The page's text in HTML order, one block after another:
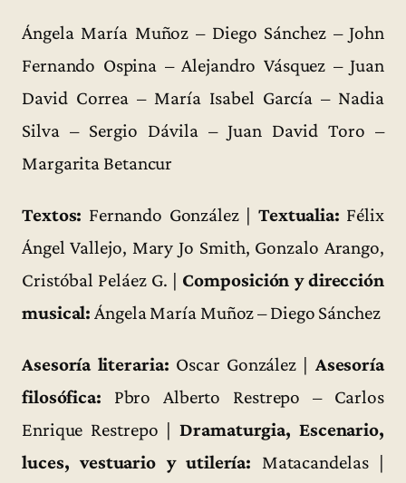
Ángela María Muñoz – Diego Sánchez – John
Fernando Ospina – Alejandro Vásquez – Juan
David Correa – María Isabel García – Nadia
Silva – Sergio Dávila – Juan David Toro –
Margarita Betancur
Textos: Fernando González | Textualia: Félix
Ángel Vallejo, Mary Jo Smith, Gonzalo Arango,
Cristóbal Peláez G. | Composición y dirección
musical: Ángela María Muñoz – Diego Sánchez
Asesoría literaria: Oscar González | Asesoría
filosófica: Pbro Alberto Restrepo – Carlos
Enrique Restrepo |Dramaturgia, Escenario,
luces, vestuario y utilería: Matacandelas |